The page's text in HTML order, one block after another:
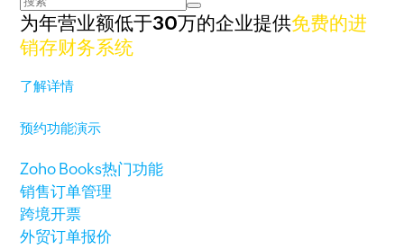
为年营业额低于30万的企业提供免费的进
销存财务系统
了解详情
预约功能演示
Zoho Books热门功能
销售订单管理
跨境开票
外贸订单报价